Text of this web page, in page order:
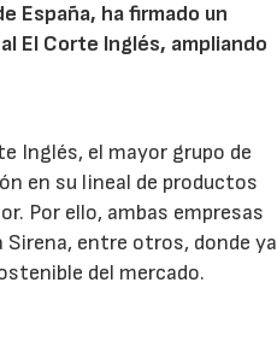
España, ha firmado un
El Corte Inglés, ampliando
Inglés, el mayor grupo de
en su lineal de productos
Por ello, ambas empresas
Sirena, entre otros, donde ya
del mercado.